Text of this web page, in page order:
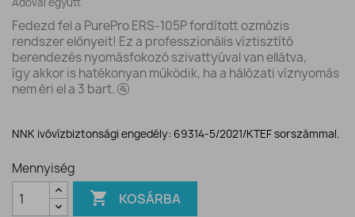
Fedezd fel a PurePro ERS-105P fordított ozmózis
rendszer előnyeit! Ez a professzionális víztisztító
berendezés nyomásfokozó szivattyúval van ellátva,
így akkor is hatékonyan működik, ha a hálózati víznyomás
nem éri el a 3 bart. 🚰
NNK ivóvízbiztonsági engedély: 69314-5/2021/KTEF sorszámmal.
Mennyiség
 KOSÁRBA